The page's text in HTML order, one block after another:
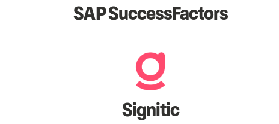
SAP SuccessFactors
Signitic